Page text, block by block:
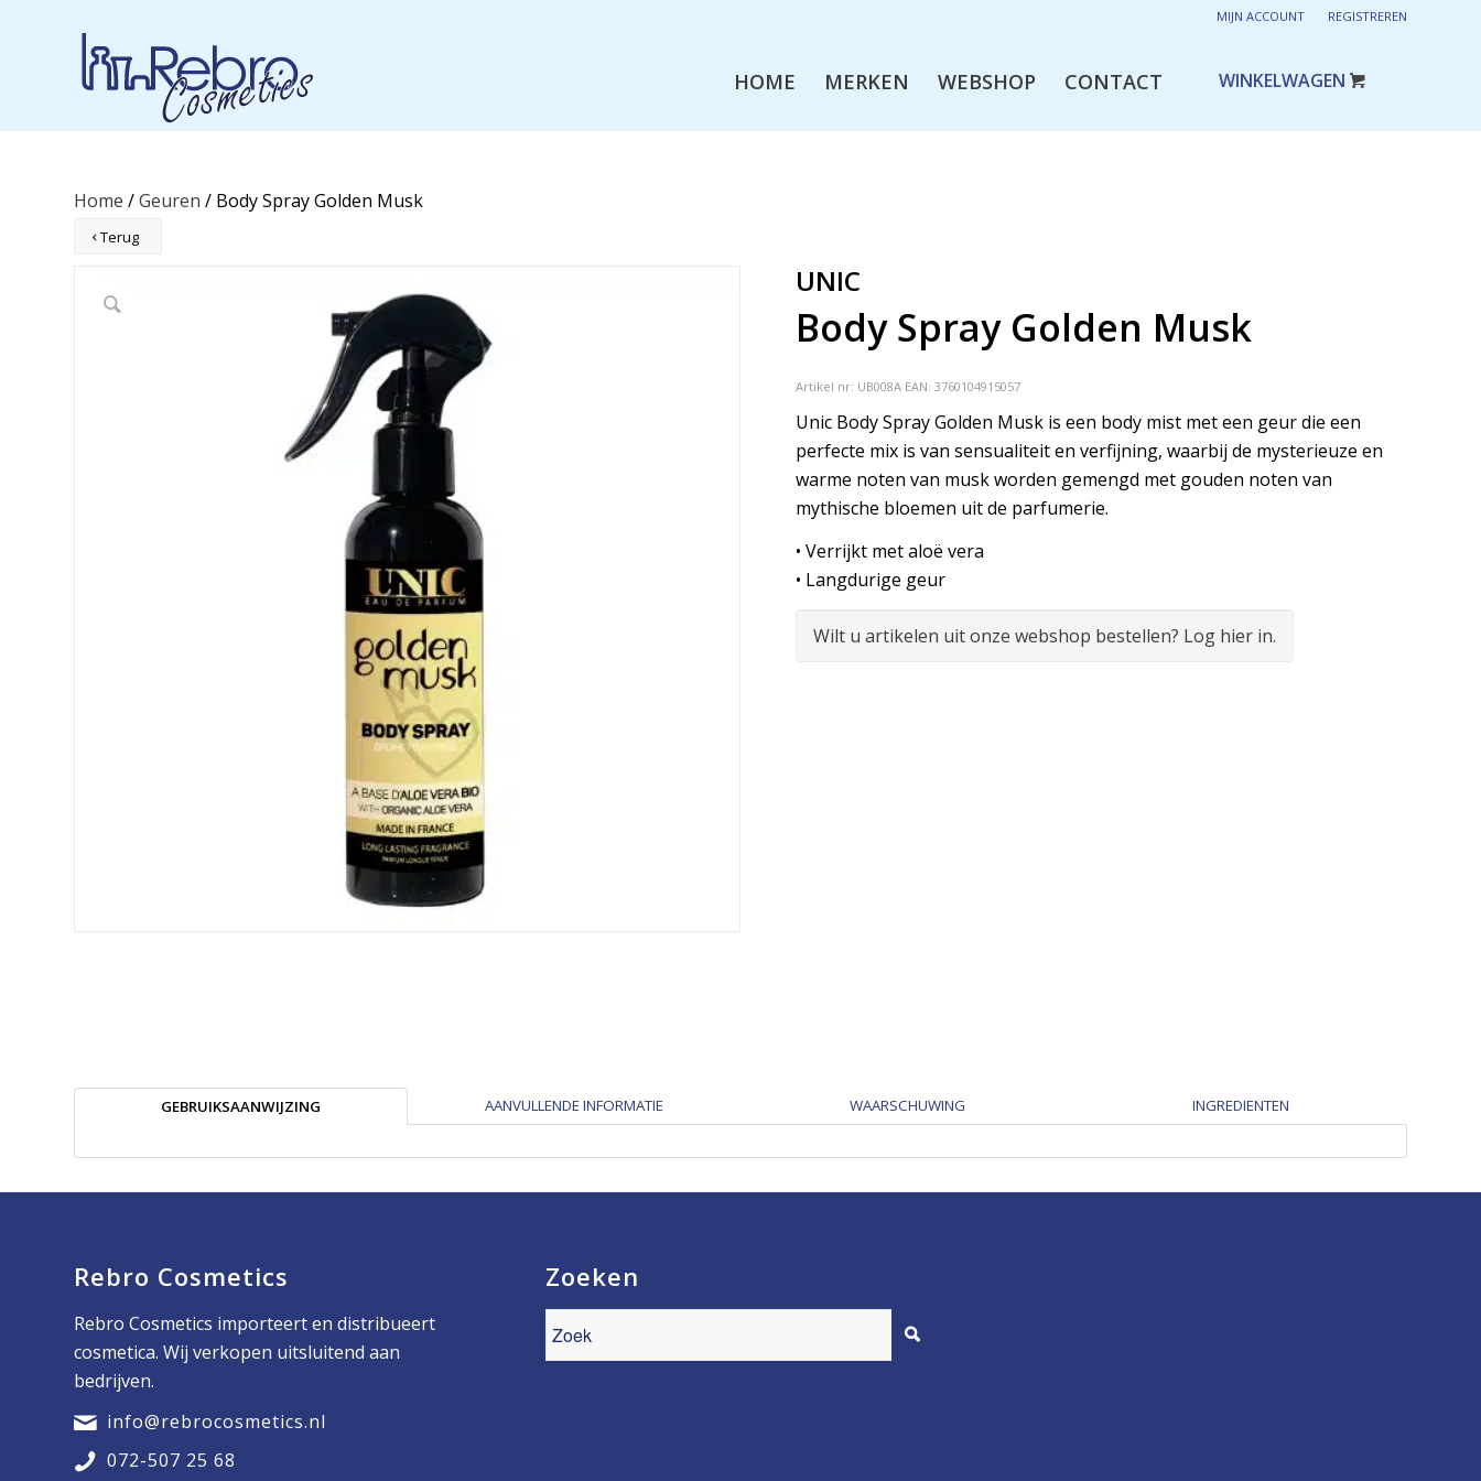
MIJN ACCOUNT REGISTREREN
HOME MERKEN WEBSHOP CONTACT
Home /Geuren / Body Spray Golden Musk
Terug
UNIC
Body Spray Golden Musk
Artikel nr: UB008A EAN: 3760104915057
Unic Body Spray Golden Musk is een body mist met een geur die een
perfecte mix is van sensualiteit en verfijning, waarbij de mysterieuze en
warme noten van musk worden gemengd met gouden noten van
mythische bloemen uit de parfumerie.
• Verrijkt met aloë vera
• Langdurige geur
Wilt u artikelen uit onze webshop bestellen? Log hier in.
GEBRUIKSAANWIJZING AANVULLENDE INFORMATIE WAARSCHUWING INGREDIENTEN
Rebro Cosmetics
Rebro Cosmetics importeert en distribueert
cosmetica. Wij verkopen uitsluitend aan
bedrijven.
info@rebrocosmetics.nl
072-507 25 68
Zoeken